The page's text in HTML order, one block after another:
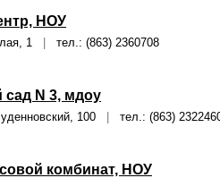
НОУ
1 тел.: (863) 2360708
сад N 3, мдоу
100 тел.: (863)
комбинат, НОУ